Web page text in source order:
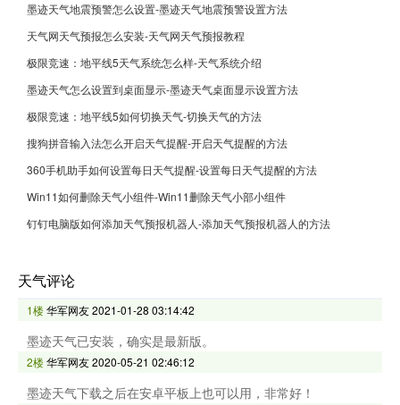
墨迹天气地震预警怎么设置-墨迹天气地震预警设置方法
天气网天气预报怎么安装-天气网天气预报教程
极限竞速：地平线5天气系统怎么样-天气系统介绍
墨迹天气怎么设置到桌面显示-墨迹天气桌面显示设置方法
极限竞速：地平线5如何切换天气-切换天气的方法
搜狗拼音输入法怎么开启天气提醒-开启天气提醒的方法
360手机助手如何设置每日天气提醒-设置每日天气提醒的方法
Win11如何删除天气小组件-Win11删除天气小部小组件
钉钉电脑版如何添加天气预报机器人-添加天气预报机器人的方法
天气评论
1楼华军网友2021-01-28 03:14:42
墨迹天气已安装，确实是最新版。
2楼华军网友2020-05-21 02:46:12
墨迹天气下载之后在安卓平板上也可以用，非常好！